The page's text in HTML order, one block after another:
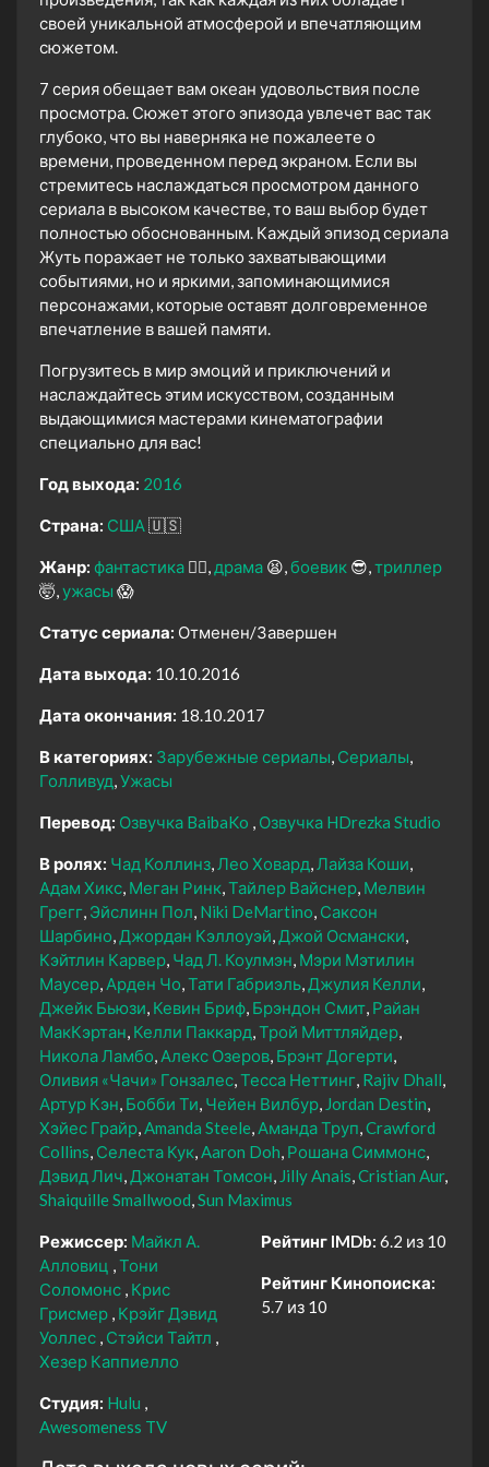
своей уникальной атмосферой и впечатляющим
сюжетом.
7 серия обещает вам океан удовольствия после
просмотра. Сюжет этого эпизода увлечет вас так
глубоко, что вы наверняка не пожалеете о
времени, проведенном перед экраном. Если вы
стремитесь наслаждаться просмотром данного
сериала в высоком качестве, то ваш выбор будет
полностью обоснованным. Каждый эпизод сериала
Жуть поражает не только захватывающими
событиями, но и яркими, запоминающимися
персонажами, которые оставят долговременное
впечатление в вашей памяти.
Погрузитесь в мир эмоций и приключений и
наслаждайтесь этим искусством, созданным
выдающимися мастерами кинематографии
специально для вас!
Год выхода: 2016
Страна: США🇺🇸
Жанр: фантастика 🧙‍♀️ драма 😫 боевик 😎 триллер
🤯 ужасы 😱
Статус сериала: Отменен/Завершен
Дата выхода: 10.10.2016
Дата окончания: 18.10.2017
В категориях: Зарубежные сериалы Сериалы
Голливуд Ужасы
Перевод: Озвучка BaibaKo Озвучка HDrezka Studio
В ролях: Чад Коллинз Лео Ховард Лайза Коши
Адам Хикс Меган Ринк Тайлер Вайснер Мелвин
Грегг Эйслинн Пол Niki DeMartino Саксон
Шарбино Джордан Кэллоуэй Джой Османски
Кэйтлин Карвер Чад Л. Коулмэн Мэри Мэтилин
Маусер Арден Чо Тати Габриэль Джулия Келли
Джейк Бьюзи Кевин Бриф Брэндон Смит Райан
МакКэртан Келли Паккард Трой Миттляйдер
Никола Ламбо Алекс Озеров Брэнт Догерти
Оливия «Чачи» Гонзалес Тесса Неттинг Rajiv Dhall
Артур Кэн Бобби Ти Чейен Вилбур Jordan Destin
Хэйес Грайр Amanda Steele Аманда Труп Crawford
Collins Селеста Кук Aaron Doh Рошана Симмонс
Дэвид Лич Джонатан Томсон Jilly Anais Cristian Aur
Shaiquille Smallwood Sun Maximus
Режиссер: Майкл А.
Алловиц
Тони
Соломонс Крис
Грисмер Крэйг Дэвид
Уоллес Стэйси Тайтл
Хезер Каппиелло
Студия: Hulu
Awesomeness TV
Рейтинг IMDb: 6.2 из 10
Рейтинг Кинопоиска:
5.7 из 10